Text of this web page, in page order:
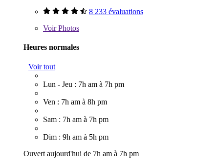
8 233 évaluations
VoirPhotos
Heures normales
Voir tout
Lun - Jeu : 7h am à 7h pm
Ven : 7h am à 8h pm
Sam : 7h am à 7h pm
Dim : 9h am à 5h pm
Ouvert aujourd'hui de 7h am à 7h pm